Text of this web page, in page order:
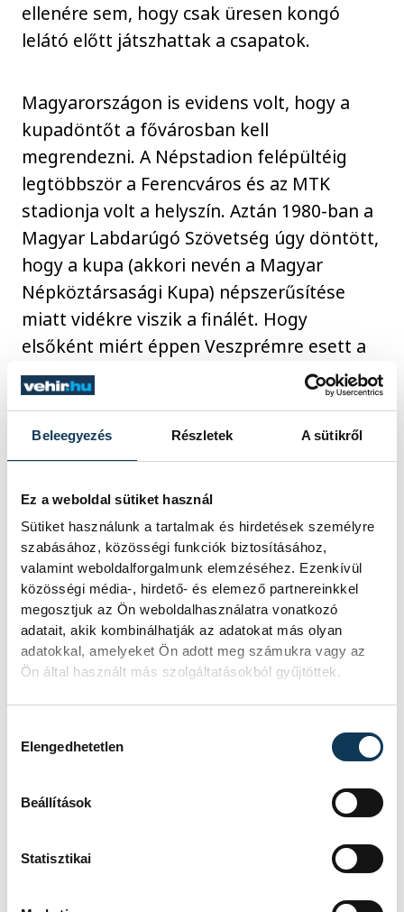
Beleegyezés Részletek A sütikről
Ez a weboldal sütiket használ
Sütiket használunk a tartalmak és hirdetések személyre
szabásához, közösségi funkciók biztosításához,
valamint weboldalforgalmunk elemzéséhez. Ezenkívül
közösségi média-, hirdető- és elemező partnereinkkel
megosztjuk az Ön weboldalhasználatra vonatkozó
adatait, akik kombinálhatják az adatokat más olyan
adatokkal, amelyeket Ön adott meg számukra vagy az
Ön által használt más szolgáltatásokból gyűjtöttek.
Elengedhetetlen
Beállítások
Statisztikai
ellenére sem, hogy csak üresen kongó
lelátó előtt játszhattak a csapatok.
Magyarországon is evidens volt, hogy a
kupadöntőt a fővárosban kell
megrendezni. A Népstadion felépültéig
legtöbbször a Ferencváros és az MTK
stadionja volt a helyszín. Aztán 1980-ban a
Magyar Labdarúgó Szövetség úgy döntött,
hogy a kupa (akkori nevén a Magyar
Népköztársasági Kupa) népszerűsítése
miatt vidékre viszik a finálét. Hogy
elsőként miért éppen Veszprémre esett a
választás, az talány. A Diósgyőr-Vasas
meccsre csordultig megtelt a stadion – 15
ezren szorongtak a nézőtéren.
A 3-1-es diósgyőri győzelmet hozó döntőre
a szervezők meghívták Pap Jánost
MSZMP Veszprém Megyei Bizottságának
első titkárát. Amikor elé tették a
tiszteletjegyet, lesöpörte az asztalról,
hangsúlyozva, hogy majd akkor megy ki a
stadionba, ha őzek legelésznek a gyepen
és lőni lehet rájuk... A nagy vadász hírében
álló politikusnak a stadiontól nem messze
láthatóan szép trófeák díszítették. Mik
Veszprém után Szeged, majd Szekszárd
volt a következő MNK-döntők helyszíne.
Aztán visszatértek a Népstadionba, majd